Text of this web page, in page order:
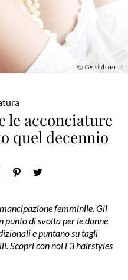
le acconciature
quel decennio
femminile. Gli
punto di svolta per le donne
e puntano su tagli
Scopri con noi i 3 hairstyles